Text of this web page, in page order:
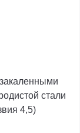
стали
4,5)